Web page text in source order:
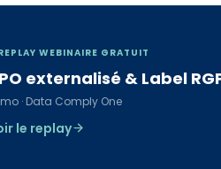
WEBINAIRE GRATUIT
externalisé & Label
· Data Comply One
le replay